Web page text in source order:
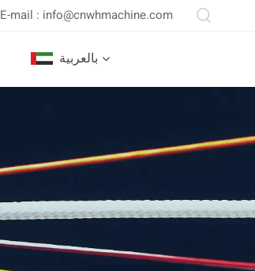
E-mail : info@cnwhmachine.com
بالعربية
Português